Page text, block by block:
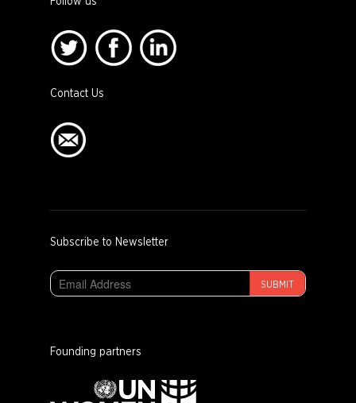
Contact Us
Subscribe to Newsletter
SUBMIT
Founding partners